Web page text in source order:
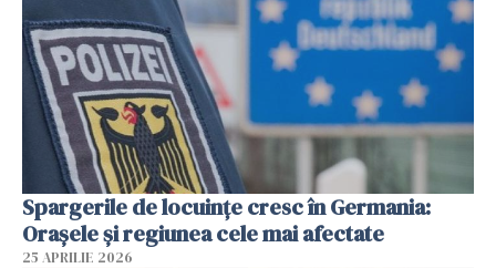
Spargerile de locuințe cresc în Germania:
Orașele și regiunea cele mai afectate
25 APRILIE 2026